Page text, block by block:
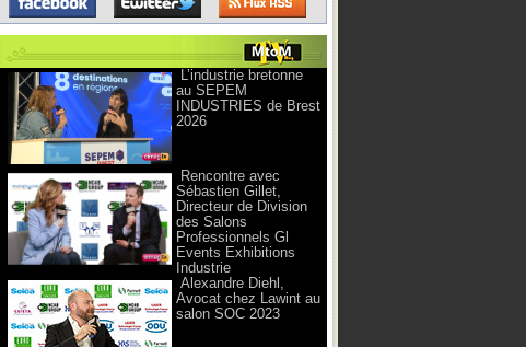
L’industrie bretonne
au SEPEM
INDUSTRIES de Brest
2026
Rencontre avec
Sébastien Gillet,
Directeur de Division
des Salons
Professionnels Gl
Events Exhibitions
Industrie
Alexandre Diehl,
Avocat chez Lawint au
salon SOC 2023